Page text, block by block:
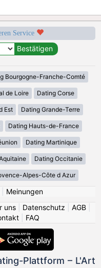
Service
Bourgogne-Franche-Comté
de Loire Dating Corse
Est Dating Grande-Terre
Dating Hauts-de-France
Dating Martinique
Dating Occitanie
Alpes-Côte d Azur
Meinungen
uns Datenschutz AGB
FAQ
Plattform – L'Art